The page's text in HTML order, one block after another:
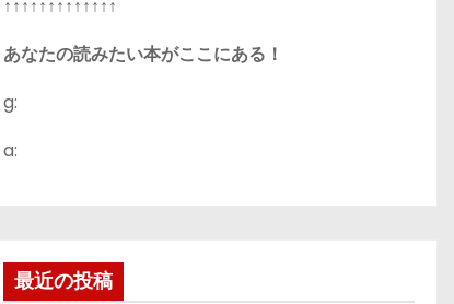
↑↑↑↑↑↑↑↑↑↑↑↑↑
あなたの読みたい本がここにある！
g:
a:
最近の投稿